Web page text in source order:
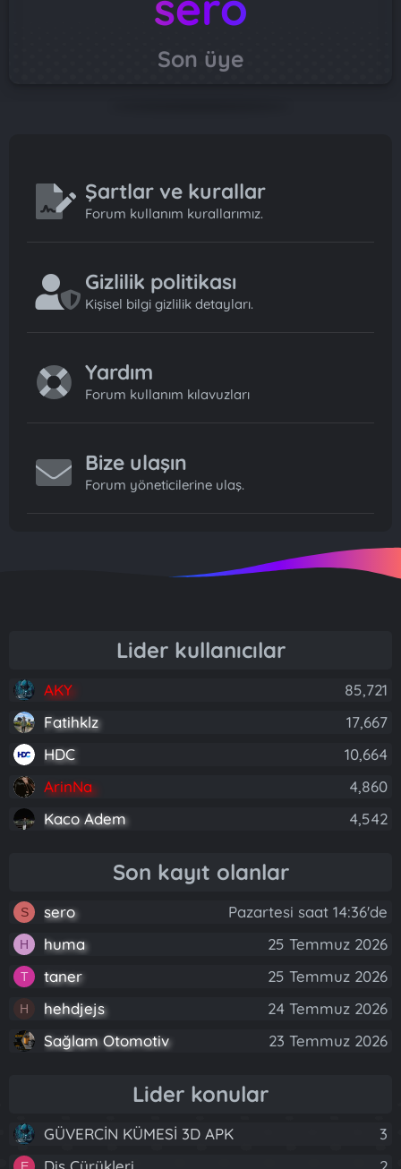
Son üye
Şartlar ve kurallar
Forum kullanım kurallarımız.
Gizlilik politikası
Kişisel bilgi gizlilik detayları.
Yardım
Forum kullanım kılavuzları
Bize ulaşın
Forum yöneticilerine ulaş.
Lider kullanıcılar
AKY
85,721
Fatihklz
17,667
HDC
10,664
ArinNa
4,860
Kaco Adem
4,542
Son kayıt olanlar
S sero Pazartesi saat 14:36'de
H huma 25 Temmuz 2026
T taner 25 Temmuz 2026
H hehdjejs
24 Temmuz 2026
Sağlam Otomotiv
23 Temmuz 2026
Lider konular
GÜVERCİN KÜMESİ 3D APK 3
E